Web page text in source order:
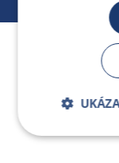
Jsme
nutné